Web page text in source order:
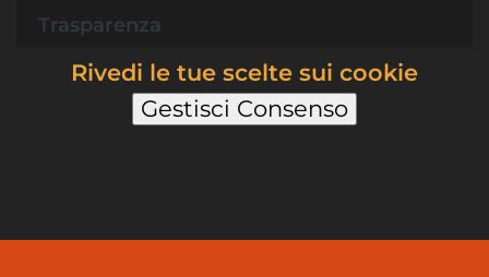
Trasparenza
Rivedi le tue scelte sui cookie
Gestisci Consenso